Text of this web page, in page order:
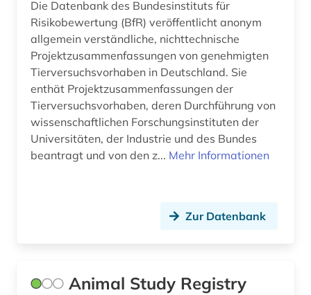
Die Datenbank des Bundesinstituts für
Risikobewertung (BfR) veröffentlicht anonym
allgemein verständliche, nichttechnische
Projektzusammenfassungen von genehmigten
Tierversuchsvorhaben in Deutschland. Sie
enthät Projektzusammenfassungen der
Tierversuchsvorhaben, deren Durchführung von
wissenschaftlichen Forschungsinstituten der
Universitäten, der Industrie und des Bundes
beantragt und von den z... Mehr Informationen
Zur Datenbank
Animal Study Registry